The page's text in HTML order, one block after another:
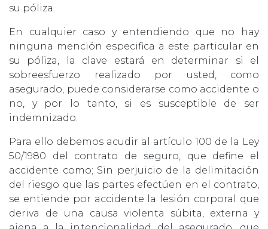
su póliza.
En cualquier caso y entendiendo que no hay
ninguna mención especifica a este particular en
su póliza, la clave estará en determinar si el
sobreesfuerzo realizado por usted, como
asegurado, puede considerarse como accidente o
no, y por lo tanto, si es susceptible de ser
indemnizado.
Para ello debemos acudir al artículo 100 de la Ley
50/1980 del contrato de seguro, que define el
accidente como; Sin perjuicio de la delimitación
del riesgo que las partes efectúen en el contrato,
se entiende por accidente la lesión corporal que
deriva de una causa violenta súbita, externa y